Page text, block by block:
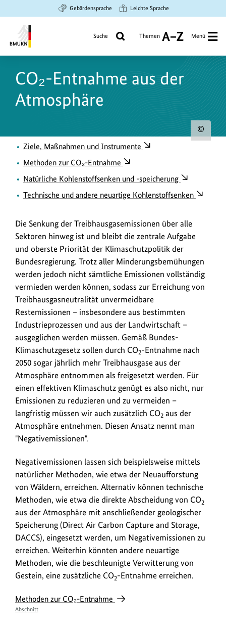
Hauptinhalt
springen
Suche
springen
Hauptnavigation
springen
Gebärdensprache Leichte Sprache
Umwelt,
Naturschutz
Sicherheit
Suche Themen
A
Z
Menü
CO₂-Entnahme aus der
Atmosphäre
Ziele, Maßnahmen und Instrumente
Methoden zur CO₂-Entnahme
Natürliche Kohlenstoffsenken und -speicherung
Technische und andere neuartige Kohlenstoffsenken
Die Senkung der Treibhausgasemissionen über alle
Sektoren hinweg ist und bleibt die zentrale Aufgabe
und oberste Priorität der Klimaschutzpolitik der
Bundesregierung. Trotz aller Minderungsbemühungen
werden jedoch nicht sämtliche Emissionen vollständig
vermieden werden können, sodass zur Erreichung von
Treibhausgasneutralität unvermeidbare
Restemissionen – insbesondere aus bestimmten
Industrieprozessen und aus der Landwirtschaft –
ausgeglichen werden müssen. Gemäß Bundes-
Klimaschutzgesetz sollen durch CO2-Entnahme nach
2050 sogar jährlich mehr Treibhausgase aus der
Atmosphäre entnommen als freigesetzt werden. Für
einen effektiven Klimaschutz genügt es also nicht, nur
Emissionen zu reduzieren und zu vermeiden –
langfristig müssen wir auch zusätzlich CO2 aus der
Atmosphäre entnehmen. Diesen Ansatz nennt man
"Negativemissionen".
Negativemissionen lassen sich beispielsweise mittels
natürlicher Methoden, wie etwa der Neuaufforstung
von Wäldern, erreichen. Alternativ können technische
Methoden, wie etwa die direkte Abscheidung von CO2
aus der Atmosphäre mit anschließender geologischer
Speicherung (Direct Air Carbon Capture and Storage,
DACCS), eingesetzt werden, um Negativemissionen zu
erreichen. Weiterhin könnten andere neuartige
Methoden, wie die beschleunigte Verwitterung von
Gestein, eine zusätzliche CO2-Entnahme erreichen.
Methoden zur CO₂-Entnahme
Abschnitt